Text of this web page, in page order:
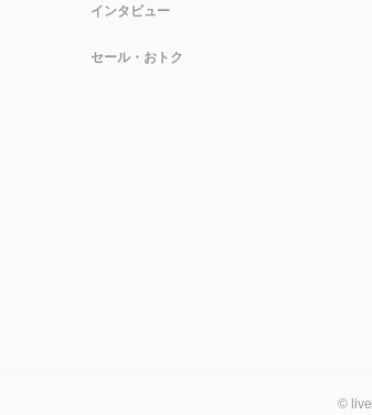
インタビュー
セール・おトク
©